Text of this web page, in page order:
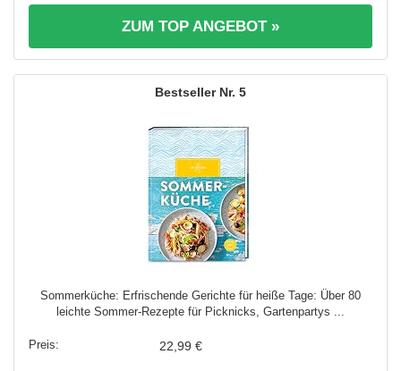
ZUM TOP ANGEBOT »
5
Sommerküche: Erfrischende Gerichte für heiße Tage: Über 80
leichte Sommer-Rezepte für Picknicks, Gartenpartys ...
22,99 €